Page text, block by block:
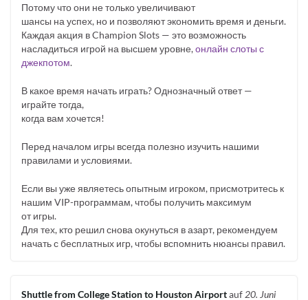
Потому что они не только увеличивают
шансы на успех, но и позволяют экономить время и деньги.
Каждая акция в Champion Slots — это возможность
насладиться игрой на высшем уровне,онлайн слоты с
джекпотом.
В какое время начать играть? Однозначный ответ —
играйте тогда,
когда вам хочется!
Перед началом игры всегда полезно изучить нашими
правилами и условиями.
Если вы уже являетесь опытным игроком, присмотритесь к
нашим VIP-программам, чтобы получить максимум
от игры.
Для тех, кто решил снова окунуться в азарт, рекомендуем
начать с бесплатных игр, чтобы вспомнить нюансы правил.
Shuttle from College Station to Houston Airportauf 20. Juni